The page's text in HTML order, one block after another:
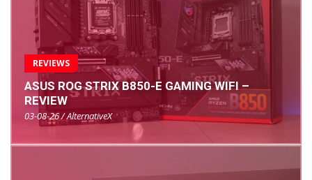
REVIEWS
ASUS ROG STRIX B850-E GAMING WIFI –
REVIEW
03-08-26 / AlternativeX